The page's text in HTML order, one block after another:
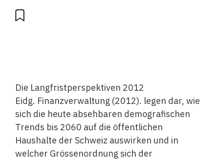
Die Langfristperspektiven 2012
Eidg. Finanzverwaltung (2012). legen dar, wie
sich die heute absehbaren demografischen
Trends bis 2060 auf die öffentlichen
Haushalte der Schweiz auswirken und in
welcher Grössenordnung sich der